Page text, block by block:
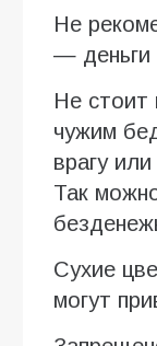
Не
— деньги
Не стоит
чужим
врагу
Так
Сухие
могут